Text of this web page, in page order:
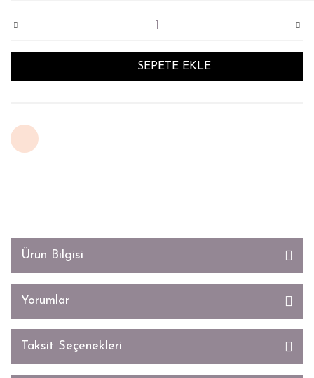
SEPETE EKLE
Ürün Bilgisi
Yorumlar
Taksit Seçenekleri